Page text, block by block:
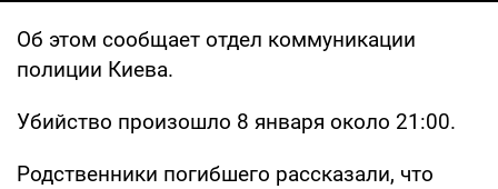
Об этом сообщает отдел коммуникации
полиции Киева.
Убийство произошло 8 января около 21:00.
Родственники погибшего рассказали, что